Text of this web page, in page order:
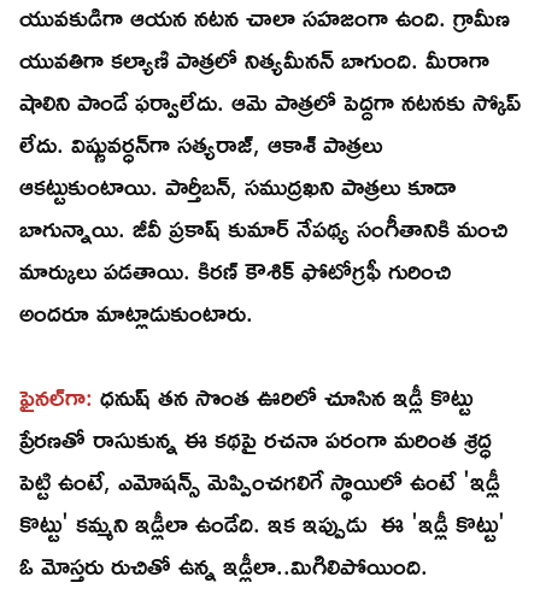
యువకుడిగా ఆయన నటన చాలా సహజంగా ఉంది. గ్రామీణ
యువతిగా కల్యాణి పాత్రలో నిత్యమీనన్‌ బాగుంది. మీరాగా
షాలిని పాండే ఫర్వాలేదు. ఆమె పాత్రలో పెద్దగా నటనకు స్కోప్‌
లేదు. విష్ణువర్ధన్‌గా సత్యరాజ్‌, ఆకాశ్‌ పాత్రలు
ఆకట్టుకుంటాయి. పార్తీబన్‌, సముద్రఖని పాత్రలు కూడా
బాగున్నాయి. జీవీ ప్రకాష్‌ కుమార్‌ నేపథ్య సంగీతానికి మంచి
మార్కులు పడతాయి. కిరణ్‌ కౌశిక్‌ ఫోటోగ్రఫీ గురించి
అందరూ మాట్లాడుకుంటారు.
ఫైనల్‌గా: ధనుష్‌ తన సొంత ఊరిలో చూసిన ఇడ్లీ కొట్టు
ప్రేరణతో రాసుకున్న ఈ కథపై రచనా పరంగా మరింత శ్రద్ధ
పెట్టి ఉంటే, ఎమోషన్స్‌ మెప్పించగలిగే స్థాయిలో ఉంటే 'ఇడ్లీ
కొట్టు' కమ్మని ఇడ్లీలా ఉండేది. ఇక ఇప్పుడు ఈ 'ఇడ్లీ కొట్టు'
ఓ మోస్తరు రుచితో ఉన్న ఇడ్లీలా..మిగిలిపోయింది.